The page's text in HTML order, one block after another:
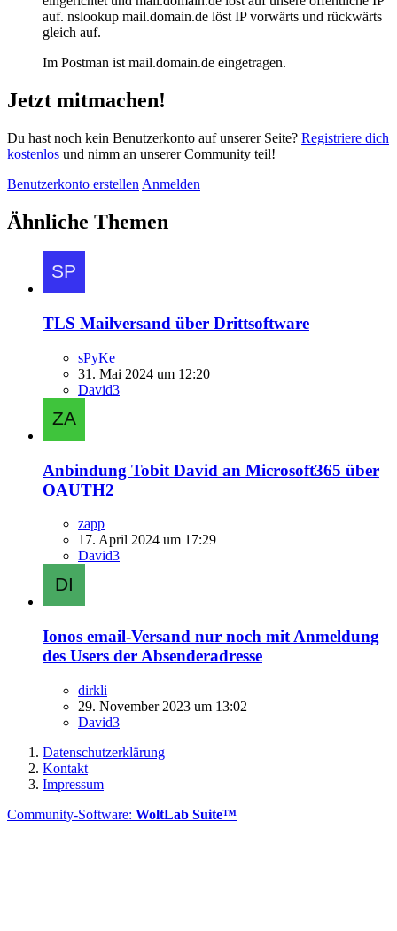
auf. nslookup mail.domain.de löst IP vorwärts und rückwärts
gleich auf.
Im Postman ist mail.domain.de eingetragen.
Jetzt mitmachen!
Du hast noch kein Benutzerkonto auf unserer Seite? Registriere dich
kostenlos und nimm an unserer Community teil!
Benutzerkonto erstellen Anmelden
Ähnliche Themen
TLS Mailversand über Drittsoftware
sPyKe
31. Mai 2024 um 12:20
David3
Anbindung Tobit David an Microsoft365 über
OAUTH2
zapp
17. April 2024 um 17:29
David3
Ionos email-Versand nur noch mit Anmeldung
des Users der Absenderadresse
dirkli
29. November 2023 um 13:02
David3
Datenschutzerklärung
Kontakt
Impressum
Community-Software: WoltLab Suite™